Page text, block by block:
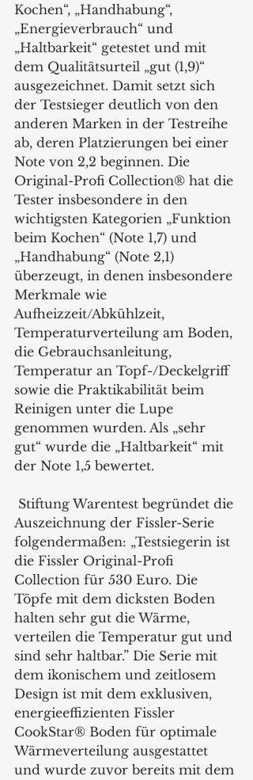
Kochen“, „Handhabung“,
„Energieverbrauch“ und
„Haltbarkeit“ getestet und mit
dem Qualitätsurteil „gut (1,9)“
ausgezeichnet. Damit setzt sich
der Testsieger deutlich von den
anderen Marken in der Testreihe
ab, deren Platzierungen bei einer
Note von 2,2 beginnen. Die
Original-Profi Collection® hat die
Tester insbesondere in den
wichtigsten Kategorien „Funktion
beim Kochen“ (Note 1,7) und
„Handhabung“ (Note 2,1)
überzeugt, in denen insbesondere
Merkmale wie
Aufheizzeit/Abkühlzeit,
Temperaturverteilung am Boden,
die Gebrauchsanleitung,
Temperatur an Topf-/Deckelgriff
sowie die Praktikabilität beim
Reinigen unter die Lupe
genommen wurden. Als „sehr
gut“ wurde die „Haltbarkeit“ mit
der Note 1,5 bewertet.
Auszeichnung der Fissler-Serie
folgendermaßen: „Testsiegerin ist
die Fissler Original-Profi
Collection für 530 Euro. Die
Töpfe mit dem dicksten Boden
halten sehr gut die Wärme,
verteilen die Temperatur gut und
sind sehr haltbar.” Die Serie mit
dem ikonischem und zeitlosem
Design ist mit dem exklusiven,
energieeffizienten Fissler
CookStar® Boden für optimale
Wärmeverteilung ausgestattet
und wurde zuvor bereits mit dem